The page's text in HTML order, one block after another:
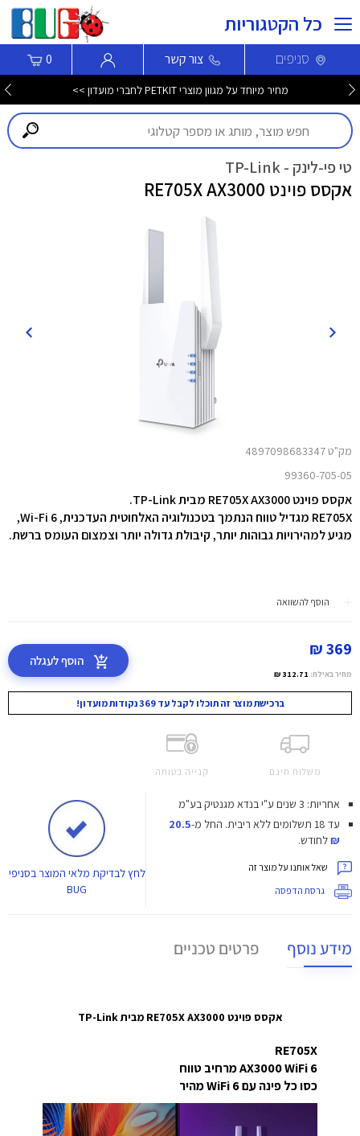
כל הקטגוריות
סניפים צור קשר 0
מחיר מיוחד על מגוון מוצרי PETKIT לחברי מועדון >>
טי פי-לינק - TP-Link
אקסס פוינט RE705X AX3000
מק"ט 4897098683347
99360-705-05
אקסס פוינט RE705X AX3000 מבית TP-Link.
RE705X‎‏ מגדיל טווח הנתמך בטכנולוגיה האלחוטית העדכנית, ‏Wi-Fi 6‎‏,
מגיע למהירויות גבוהות יותר, קיבולת גדולה יותר וצמצום העומס ברשת.‏
הוסף להשוואה
369 ₪
מחיר באילת: 312.71 ₪
הוסף לעגלה
ברכישת מוצר זה תוכלו לקבל עד 369 נקודות מועדון!
משלוח חינם קנייה בטוחה
אחריות: 3 שנים ע"י בנדא מגנטיק בע"מ
עד 18 תשלומים ללא ריבית.
החל מ-20.5
₪לחודש.
שאל אותנו על מוצר זה
גרסת הדפסה
לחץלבדיקת מלאי המוצר בסניפי
BUG
מידע נוסף פרטים טכניים
אקסס פוינט RE705X AX3000 מבית TP-Link
RE705X
AX3000 WiFi 6 מרחיב טווח
כסו כל פינה עם 6 WiFi מהיר